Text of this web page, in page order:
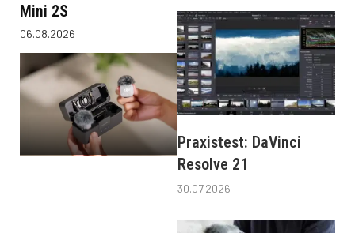
Mini 2S
06.08.2026
Praxistest: DaVinci
Resolve 21
30.07.2026